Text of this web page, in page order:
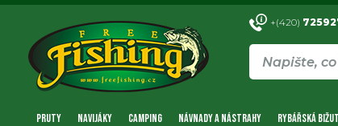
+(420)
PRUTY NAVIJÁKY CAMPING NÁVNADY A NÁSTRAHY RYBÁŘSKÁ